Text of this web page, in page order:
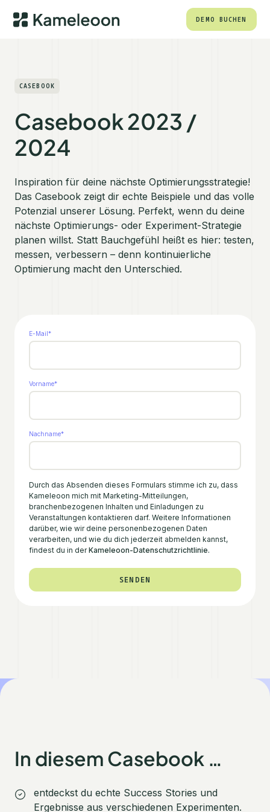
DEMO BUCHEN
CASEBOOK
Casebook 2023 /
2024
Inspiration für deine nächste Optimierungsstrategie!
Das Casebook zeigt dir echte Beispiele und das volle
Potenzial unserer Lösung. Perfekt, wenn du deine
nächste Optimierungs- oder Experiment-Strategie
planen willst. Statt Bauchgefühl heißt es hier: testen,
messen, verbessern – denn kontinuierliche
Optimierung macht den Unterschied.
E-Mail*
Vorname*
Nachname*
Durch das Absenden dieses Formulars stimme ich zu, dass
Kameleoon mich mit Marketing-Mitteilungen,
branchenbezogenen Inhalten und Einladungen zu
Veranstaltungen kontaktieren darf. Weitere Informationen
darüber, wie wir deine personenbezogenen Daten
verarbeiten, und wie du dich jederzeit abmelden kannst,
findest du in derKameleoon-Datenschutzrichtlinie.
In diesem Casebook …
entdeckst du echte Success Stories und
Ergebnisse aus verschiedenen Experimenten.
We value your privacy